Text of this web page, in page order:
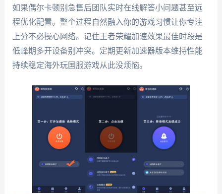
如果偶尔卡顿别急售后团队实时在线解答小问题甚至远
程优化配置。整个过程自然融入你的游戏习惯让你专注
上分不必操心网络。记住王者荣耀加速效果最佳时段是
低峰期多开设备别冲突。定期更新加速器版本维持性能
持续稳定海外玩国服游戏从此没烦恼。